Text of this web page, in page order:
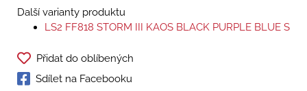
Další varianty produktu
LS2 FF818 STORM III KAOS BLACK PURPLE BLUE S
Přidat do oblíbených
Sdílet na Facebooku